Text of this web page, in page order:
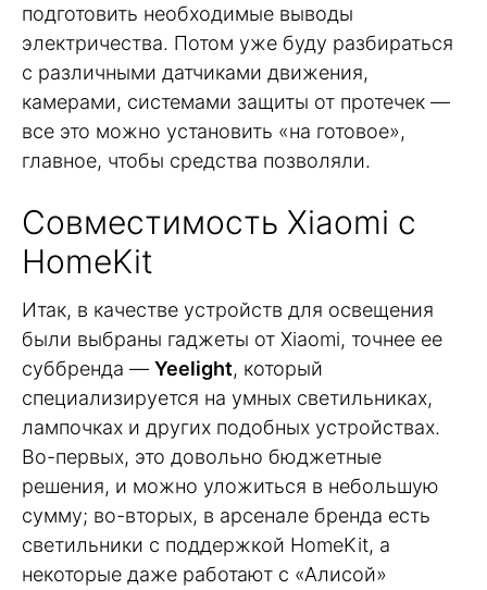
подготовить необходимые выводы
электричества. Потом уже буду разбираться
с различными датчиками движения,
камерами, системами защиты от протечек —
все это можно установить «на готовое»,
главное, чтобы средства позволяли.
Совместимость Xiaomi с
HomeKit
Итак, в качестве устройств для освещения
были выбраны гаджеты от Xiaomi, точнее ее
суббренда — Yeelight, который
специализируется на умных светильниках,
лампочках и других подобных устройствах.
Во-первых, это довольно бюджетные
решения, и можно уложиться в небольшую
сумму; во-вторых, в арсенале бренда есть
светильники с поддержкой HomeKit, а
некоторые даже работают с «Алисой»